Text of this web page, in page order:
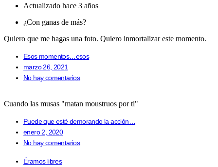
Actualizado hace 3 años
¿Con ganas de más?
Quiero que me hagas una foto. Quiero inmortalizar este momento.
Esos momentos…esos
marzo 26, 2021
No hay comentarios
Cuando las musas "matan moustruos por ti"
Puede que esté demorando la acción…
enero 2, 2020
No hay comentarios
Éramos libres